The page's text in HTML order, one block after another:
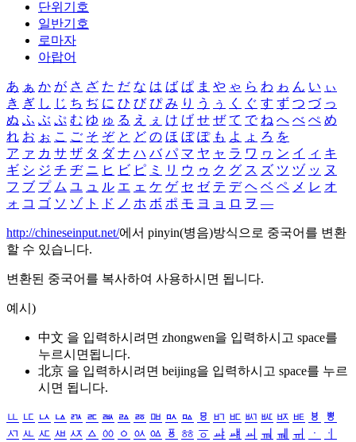
단위기호
일반기호
로마자
아랍어
あ ぁ か が さ ざ た だ な は ば ぱ ま や ゃ ら わ ゎ ん い ぃ
き ぎ し じ ち ぢ に ひ び ぴ み り う ぅ く ぐ す ず つ づ っ
ぬ ふ ぶ ぷ む ゆ ゅ る え ぇ け げ せ ぜ て で ね へ べ ぺ め
れ お ぉ こ ご そ ぞ と ど の ほ ぼ ぽ も よ ょ ろ を
ア ァ カ サ ザ タ ダ ナ ハ バ パ マ ヤ ャ ラ ワ ヮ ン イ ィ キ
ギ シ ジ チ ヂ ニ ヒ ビ ピ ミ リ ウ ゥ ク グ ス ズ ツ ヅ ッ ヌ
フ ブ プ ム ユ ュ ル エ ェ ケ ゲ セ ゼ テ デ ヘ ベ ペ メ レ オ
ォ コ ゴ ソ ゾ ト ド ノ ホ ボ ポ モ ヨ ョ ロ ヲ ―
http://chineseinput.net/에서 pinyin(병음)방식으로 중국어를 변환
할 수 있습니다.
변환된 중국어를 복사하여 사용하시면 됩니다.
예시)
中文 을 입력하시려면 zhongwen을 입력하시고 space를
누르시면됩니다.
北京 을 입력하시려면 beijing을 입력하시고 space를 누르
시면 됩니다.
ㅥ ㅦ ㅧ ㅨ ㅩ ㅪ ㅫ ㅬ ㅭ ㅮ ㅯ ㅰ ㅱ ㅲ ㅳ ㅴ ㅵ ㅶ ㅷ ㅸ
ㅹ
ㅺ ㅻ ㅼ ㅽ ㅾ ㅿ ㆀ ㆁ ㆂ ㆃ ㆄ ㆅ ㆆ ㆇ ㆈ ㆉ ㆊ ㆋ ㆌ ㆍ
ㆎ